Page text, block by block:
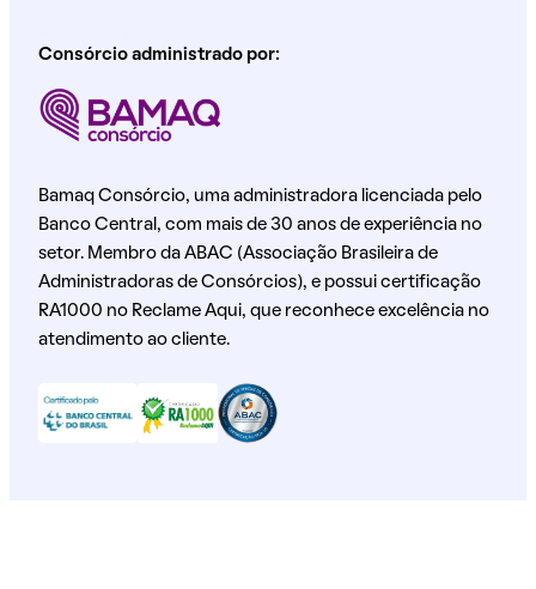
Consórcio administrado por:
Bamaq Consórcio, uma administradora licenciada pelo
Banco Central, com mais de 30 anos de experiência no
setor. Membro da ABAC (Associação Brasileira de
Administradoras de Consórcios), e possui certificação
RA1000 no Reclame Aqui, que reconhece excelência no
atendimento ao cliente.